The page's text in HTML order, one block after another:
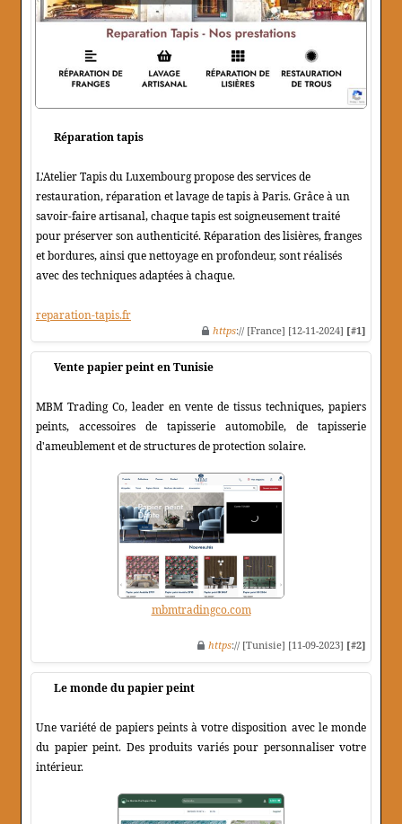
Réparation tapis
L'Atelier Tapis du Luxembourg propose des services de
restauration, réparation et lavage de tapis à Paris. Grâce à un
savoir-faire artisanal, chaque tapis est soigneusement traité
pour préserver son authenticité. Réparation des lisières, franges
et bordures, ainsi que nettoyage en profondeur, sont réalisés
avec des techniques adaptées à chaque.
reparation-tapis.fr
https:// [France] [12-11-2024] [#1]
Vente papier peint en Tunisie
MBM Trading Co, leader en vente de tissus techniques, papiers
peints, accessoires de tapisserie automobile, de tapisserie
d'ameublement et de structures de protection solaire.
mbmtradingco.com
https:// [Tunisie] [11-09-2023] [#2]
Le monde du papier peint
Une variété de papiers peints à votre disposition avec le monde
du papier peint. Des produits variés pour personnaliser votre
intérieur.